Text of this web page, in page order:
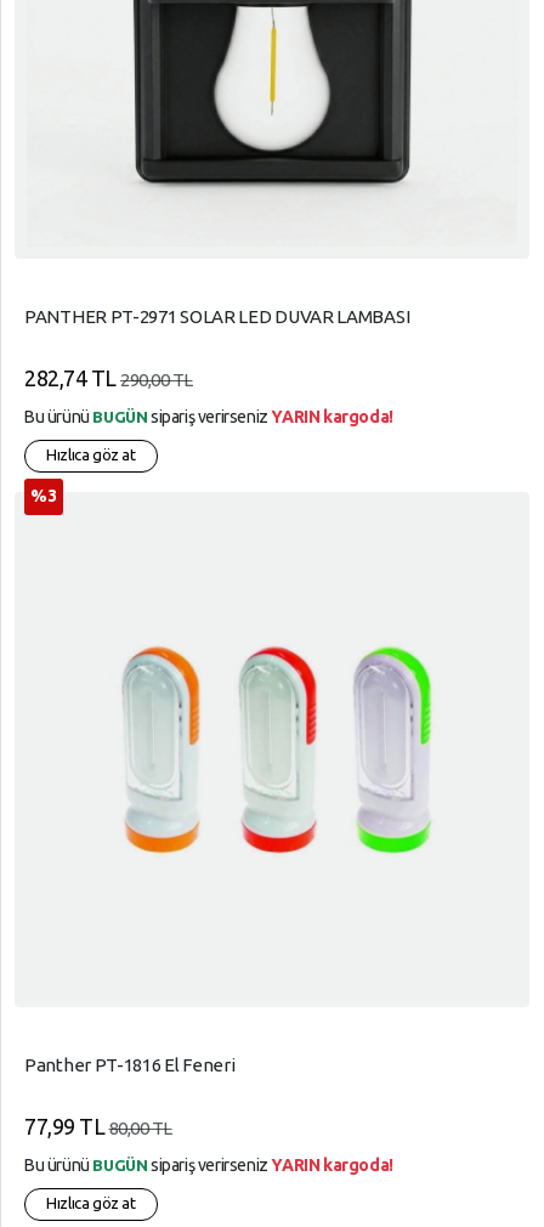
PANTHER PT-2971 SOLAR LED DUVAR LAMBASI
282,74 TL 290,00 TL
Bu ürünü BUGÜN sipariş verirsenizYARIN kargoda!
Hızlıca göz at
Panther PT-1816 El Feneri
%3
77,99 TL80,00 TL
Bu ürünü BUGÜN sipariş verirsenizYARIN kargoda!
Hızlıca göz at